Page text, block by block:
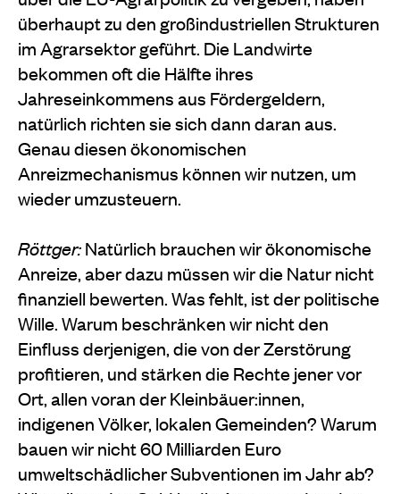
überhaupt zu den großindustriellen Strukturen
im Agrarsektor geführt. Die Landwirte
bekommen oft die Hälfte ihres
Jahreseinkommens aus Fördergeldern,
natürlich richten sie sich dann daran aus.
Genau diesen ökonomischen
Anreizmechanismus können wir nutzen, um
wieder umzusteuern.
Röttger:Natürlich brauchen wir ökonomische
Anreize, aber dazu müssen wir die Natur nicht
finanziell bewerten. Was fehlt, ist der politische
Wille. Warum beschränken wir nicht den
Einfluss derjenigen, die von der Zerstörung
profitieren, und stärken die Rechte jener vor
Ort, allen voran der Kleinbäuer:innen,
indigenen Völker, lokalen Gemeinden? Warum
bauen wir nicht 60 Milliarden Euro
umweltschädlicher Subventionen im Jahr ab?